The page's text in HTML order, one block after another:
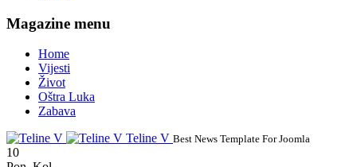
Magazine menu
Home
Vijesti
Život
Oštra Luka
Zabava
Teline V Best News Template For Joomla
10